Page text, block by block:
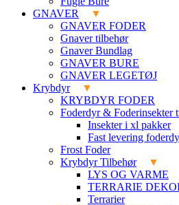
GNAVER
GNAVER FODER
Gnaver tilbehør
Gnaver Bundlag
GNAVER BURE
GNAVER LEGETØJ
Krybdyr
KRYBDYR FODER
Foderdyr & Foderinsekter
Insekter i xl pakker
Fast levering
Frost Foder
Krybdyr Tilbehør
LYS OG VARME
TERRARIE
Terrarier